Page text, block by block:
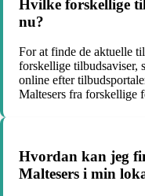
Hvilke forskellige
nu?
For at finde de aktuelle
forskellige tilbudsaviser,
online efter
Maltesers fra forskellige
Hvordan kan jeg
Maltesers i min